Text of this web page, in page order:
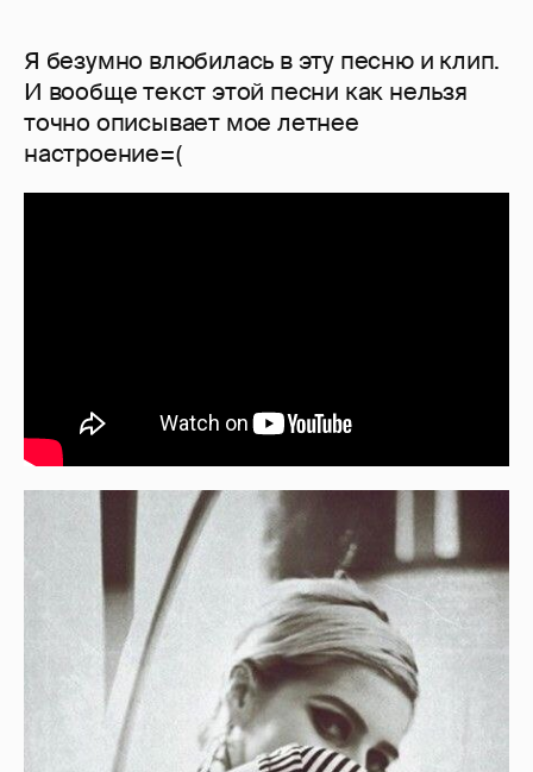
Я безумно влюбилась в эту песню и клип.
И вообще текст этой песни как нельзя
точно описывает мое летнее
настроение=(